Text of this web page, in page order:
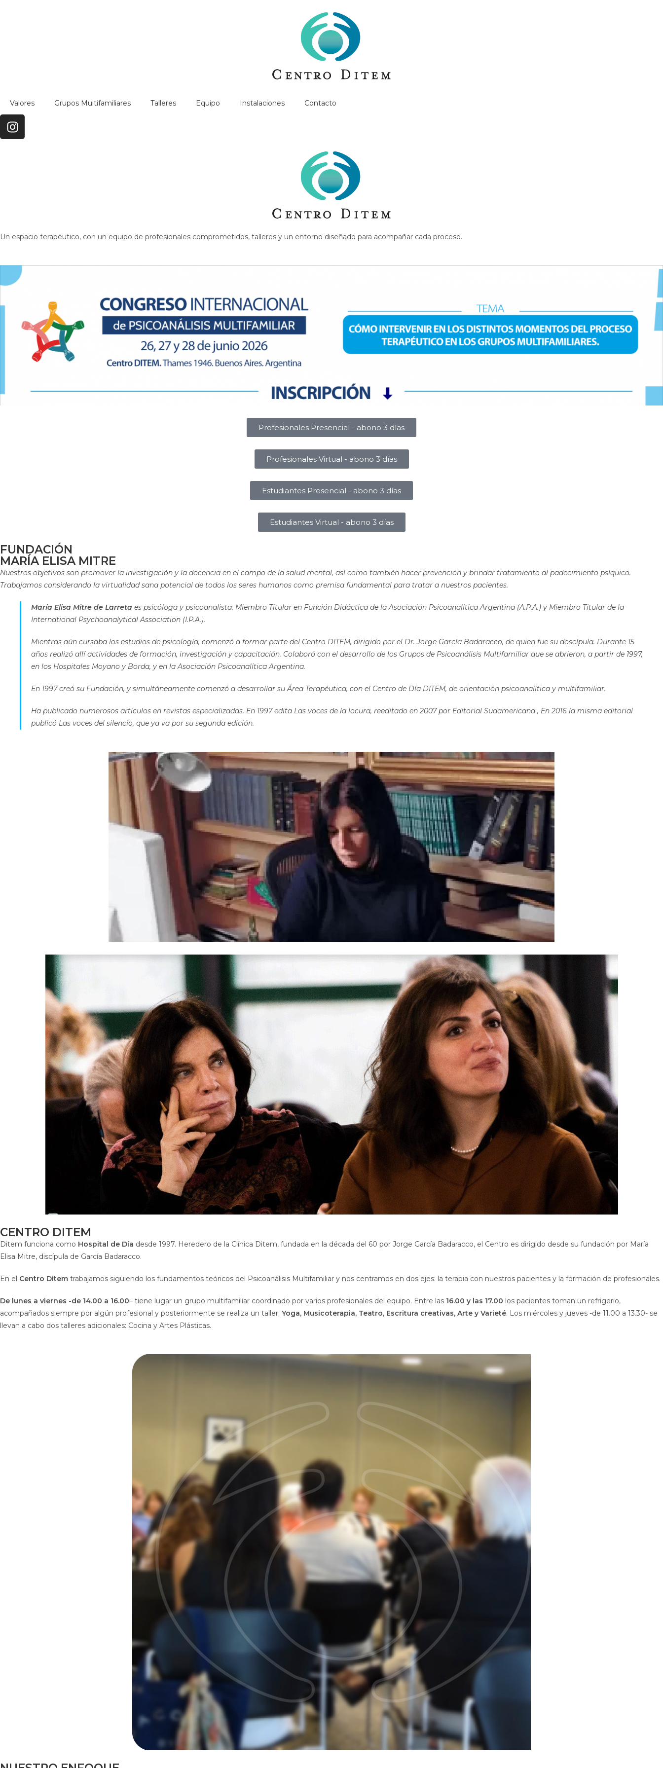
Valores Grupos Multifamiliares Talleres Equipo Instalaciones Contacto
Un espacio terapéutico, con un equipo de profesionales comprometidos, talleres y un entorno diseñado para acompañar cada proceso.
Profesionales Presencial - abono 3 días
Profesionales Virtual - abono 3 días
Estudiantes Presencial - abono 3 días
Estudiantes Virtual - abono 3 días
FUNDACIÓN
MARÍA ELISA MITRE
Nuestros objetivos son promover la investigación y la docencia en el campo de la salud mental, así como también hacer prevención y brindar tratamiento al padecimiento psíquico.
Trabajamos considerando la virtualidad sana potencial de todos los seres humanos como premisa fundamental para tratar a nuestros pacientes.
María Elisa Mitre de Larreta es psicóloga y psicoanalista. Miembro Titular en Función Didáctica de la Asociación Psicoanalítica Argentina (A.P.A.) y Miembro Titular de la
International Psychoanalytical Association (I.P.A.).
Mientras aún cursaba los estudios de psicología, comenzó a formar parte del Centro DITEM, dirigido por el Dr. Jorge García Badaracco, de quien fue su doscípula. Durante 15
años realizó allí actividades de formación, investigación y capacitación. Colaboró con el desarrollo de los Grupos de Psicoanálisis Multifamiliar que se abrieron, a partir de 1997,
en los Hospitales Moyano y Borda, y en la Asociación Psicoanalítica Argentina.
En 1997 creó su Fundación, y simultáneamente comenzó a desarrollar su Área Terapéutica, con el Centro de Día DITEM, de orientación psicoanalítica y multifamiliar.
Ha publicado numerosos artículos en revistas especializadas. En 1997 edita Las voces de la locura, reeditado en 2007 por Editorial Sudamericana , En 2016 la misma editorial
publicó Las voces del silencio, que ya va por su segunda edición.
CENTRO DITEM
Ditem funciona como Hospital de Día desde 1997. Heredero de la Clínica Ditem, fundada en la década del 60 por Jorge García Badaracco, el Centro es dirigido desde su fundación por María
Elisa Mitre, discípula de García Badaracco.
En el Centro Ditem trabajamos siguiendo los fundamentos teóricos del Psicoanálisis Multifamiliar y nos centramos en dos ejes: la terapia con nuestros pacientes y la formación de profesionales.
De lunes a viernes -de 14.00 a 16.00– tiene lugar un grupo multifamiliar coordinado por varios profesionales del equipo. Entre las 16.00 y las 17.00 los pacientes toman un refrigerio,
acompañados siempre por algún profesional y posteriormente se realiza un taller: Yoga, Musicoterapia, Teatro, Escritura creativas, Arte y Varieté. Los miércoles y jueves -de 11.00 a 13.30- se
llevan a cabo dos talleres adicionales: Cocina y Artes Plásticas.